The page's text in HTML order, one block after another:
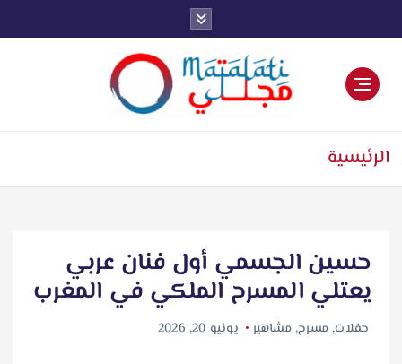
ل
الرئيسية
حسين الجسمي أول فنان عربي
يعتلي المسرح الملكي في المغرب
حفلات, مسرح,مشاهير يونيو 20, 2026